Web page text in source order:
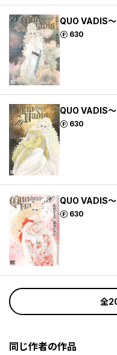
QUO VADIS
630
ポイント
QUO VADIS
630
ポイント
QUO VADIS
630
ポイント
全
同じ作者の作品